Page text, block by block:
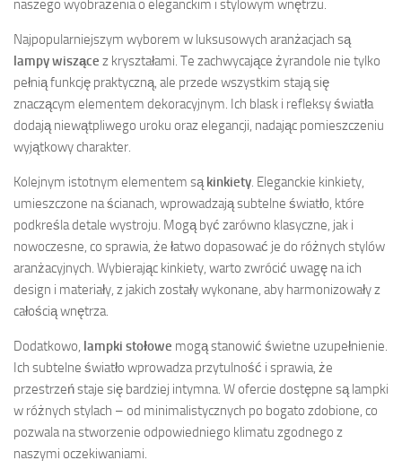
naszego wyobrażenia o eleganckim i stylowym wnętrzu.
Najpopularniejszym wyborem w luksusowych aranżacjach są
lampy wiszące z kryształami. Te zachwycające żyrandole nie tylko
pełnią funkcję praktyczną, ale przede wszystkim stają się
znaczącym elementem dekoracyjnym. Ich blask i refleksy światła
dodają niewątpliwego uroku oraz elegancji, nadając pomieszczeniu
wyjątkowy charakter.
Kolejnym istotnym elementem sąkinkiety. Eleganckie kinkiety,
umieszczone na ścianach, wprowadzają subtelne światło, które
podkreśla detale wystroju. Mogą być zarówno klasyczne, jak i
nowoczesne, co sprawia, że łatwo dopasować je do różnych stylów
aranżacyjnych. Wybierając kinkiety, warto zwrócić uwagę na ich
design i materiały, z jakich zostały wykonane, aby harmonizowały z
całością wnętrza.
Dodatkowo, lampki stołowe mogą stanowić świetne uzupełnienie.
Ich subtelne światło wprowadza przytulność i sprawia, że
przestrzeń staje się bardziej intymna. W ofercie dostępne są lampki
w różnych stylach – od minimalistycznych po bogato zdobione, co
pozwala na stworzenie odpowiedniego klimatu zgodnego z
naszymi oczekiwaniami.